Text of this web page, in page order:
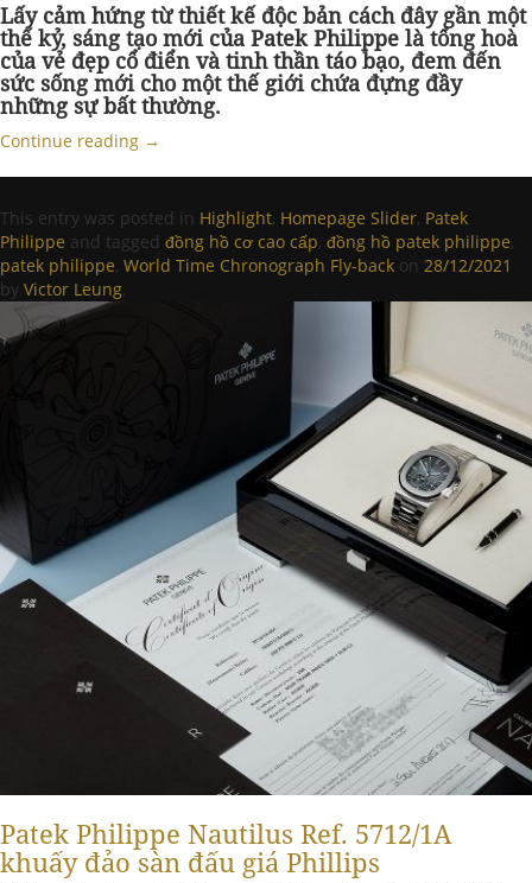
Lấy cảm hứng từ thiết kế độc bản cách đây gần một
thế kỷ, sáng tạo mới của Patek Philippe là tổng hoà
của vẻ đẹp cổ điển và tinh thần táo bạo, đem đến
sức sống mới cho một thế giới chứa đựng đầy
những sự bất thường.
Continue reading →
This entry was posted in Highlight, Homepage Slider, Patek
Philippe and tagged đồng hồ cơ cao cấp, đồng hồ patek philippe,
patek philippe, World Time Chronograph Fly-back on 28/12/2021
by Victor Leung.
Patek Philippe Nautilus Ref. 5712/1A
khuấy đảo sàn đấu giá Phillips